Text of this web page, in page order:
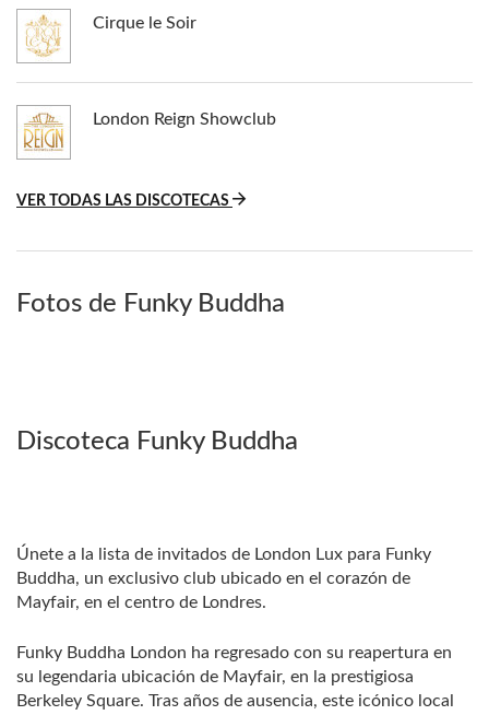
Cirque le Soir
London Reign Showclub
VER TODAS LAS DISCOTECAS
Fotos de Funky Buddha
Discoteca Funky Buddha
Únete a la lista de invitados de London Lux para Funky
Buddha, un exclusivo club ubicado en el corazón de
Mayfair, en el centro de Londres.
Funky Buddha London ha regresado con su reapertura en
su legendaria ubicación de Mayfair, en la prestigiosa
Berkeley Square. Tras años de ausencia, este icónico local